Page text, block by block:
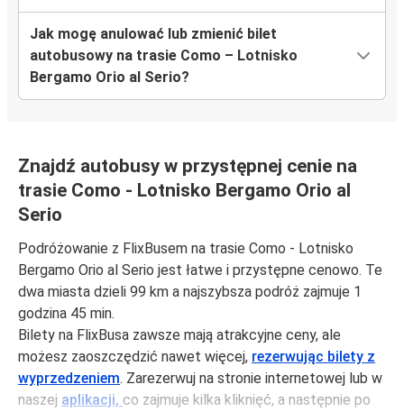
Jak mogę anulować lub zmienić bilet
autobusowy na trasie Como – Lotnisko
Bergamo Orio al Serio?
Znajdź autobusy w przystępnej cenie na
trasie Como - Lotnisko Bergamo Orio al
Serio
Podróżowanie z FlixBusem na trasie Como - Lotnisko
Bergamo Orio al Serio jest łatwe i przystępne cenowo. Te
dwa miasta dzieli 99 km a najszybsza podróż zajmuje 1
godzina 45 min.
Bilety na FlixBusa zawsze mają atrakcyjne ceny, ale
możesz zaoszczędzić nawet więcej, rezerwując bilety z
wyprzedzeniem. Zarezerwuj na stronie internetowej lub w
naszej aplikacji, co zajmuje kilka kliknięć, a następnie po